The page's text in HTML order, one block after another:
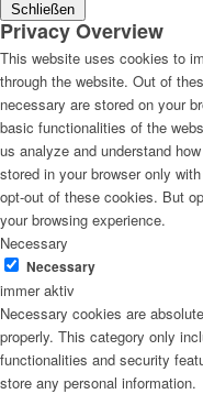
Schließen
Privacy Overview
This website uses cookies to
through the website. Out of
necessary are stored on your
basic functionalities of the
us analyze and understand
stored in your browser only
opt-out of these cookies. But
your browsing experience.
Necessary
Necessary
immer aktiv
Necessary cookies are
properly. This category only
functionalities and security
store any personal information.